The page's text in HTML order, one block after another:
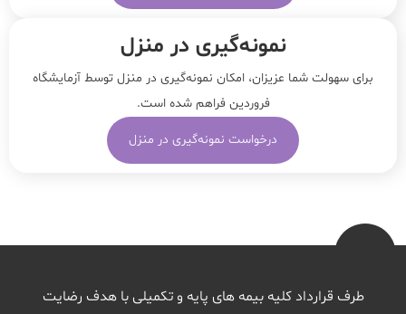
نمونه‌‌گیری در منزل
برای سهولت شما عزیزان، امکان نمونه‌گیری در منزل توسط آزمایشگاه
فروردین فراهم شده است.
درخواست نمونه‌گیری در منزل
طرف قرارداد کلیه بیمه های پایه و تکمیلی با هدف رضایت